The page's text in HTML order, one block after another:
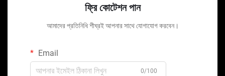
ফ্রি কোটেশন পান
আমাদের প্রতিনিধি শীঘ্রই আপনার সাথে যোগাযোগ করবেন।
Email
0/100